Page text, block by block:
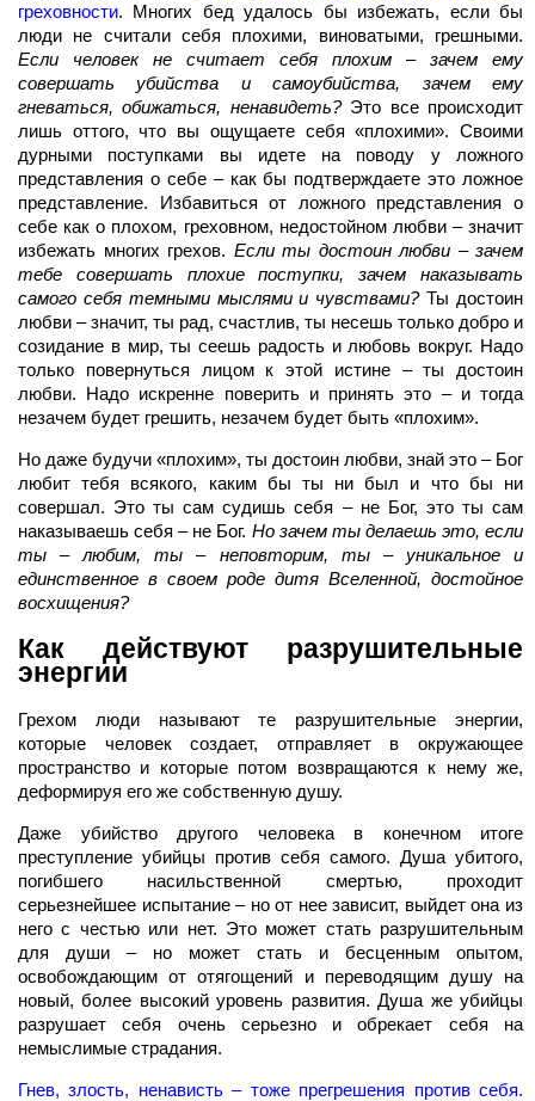
греховности. Многих бед удалось бы избежать, если бы
люди не считали себя плохими, виноватыми, грешными.
Если человек не считает себя плохим – зачем ему
совершать убийства и самоубийства, зачем ему
гневаться, обижаться, ненавидеть?Это все происходит
лишь оттого, что вы ощущаете себя «плохими». Своими
дурными поступками вы идете на поводу у ложного
представления о себе – как бы подтверждаете это ложное
представление. Избавиться от ложного представления о
себе как о плохом, греховном, недостойном любви – значит
избежать многих грехов. Если ты достоин любви – зачем
тебе совершать плохие поступки, зачем наказывать
самого себя темными мыслями и чувствами?Ты достоин
любви – значит, ты рад, счастлив, ты несешь только добро и
созидание в мир, ты сеешь радость и любовь вокруг. Надо
только повернуться лицом к этой истине – ты достоин
любви. Надо искренне поверить и принять это – и тогда
незачем будет грешить, незачем будет быть «плохим».
Но даже будучи «плохим», ты достоин любви, знай это – Бог
любит тебя всякого, каким бы ты ни был и что бы ни
совершал. Это ты сам судишь себя – не Бог, это ты сам
наказываешь себя – не Бог. Но зачем ты делаешь это, если
ты – любим, ты – неповторим, ты – уникальное и
единственное в своем роде дитя Вселенной, достойное
восхищения?
Как действуют разрушительные
энергии
Грехом люди называют те разрушительные энергии,
которые человек создает, отправляет в окружающее
пространство и которые потом возвращаются к нему же,
деформируя его же собственную душу.
Даже убийство другого человека в конечном итоге
преступление убийцы против себя самого. Душа убитого,
погибшего насильственной смертью, проходит
серьезнейшее испытание – но от нее зависит, выйдет она из
него с честью или нет. Это может стать разрушительным
для души – но может стать и бесценным опытом,
освобождающим от отягощений и переводящим душу на
новый, более высокий уровень развития. Душа же убийцы
разрушает себя очень серьезно и обрекает себя на
немыслимые страдания.
Гнев, злость, ненависть – тоже прегрешения против себя.